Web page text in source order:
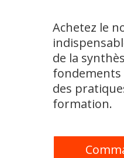
Achetez le
de la
fondements
des
formation.